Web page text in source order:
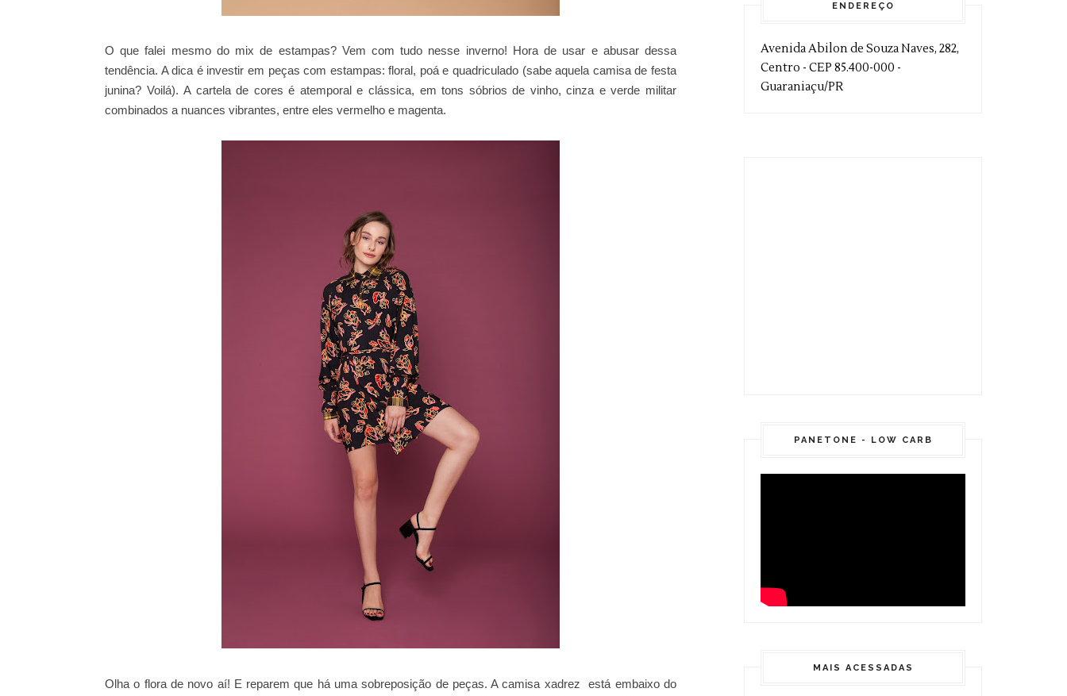
O que falei mesmo do mix de estampas? Vem com tudo nesse inverno! Hora de usar e abusar dessa
tendência. A dica é investir em peças com estampas: floral, poá e quadriculado (sabeaquela camisa de festa
junina? Voilá).A cartela de cores é atemporal e clássica, em tons sóbrios de vinho, cinza e verde militar
combinados a nuances vibrantes, entre eles vermelho e magenta.
Olha o flora de novo aí! E reparem que há uma sobreposição de peças. A camisa xadrez está embaixo do
ENDEREÇO
Avenida Abilon de Souza Naves, 282,
Centro - CEP 85.400-000 -
Guaraniaçu/PR
PANETONE - LOW CARB
MAIS ACESSADAS